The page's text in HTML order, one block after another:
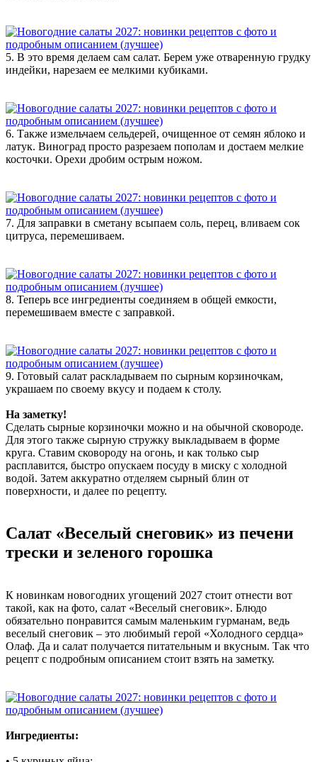
5. В это время делаем сам салат. Берем уже отваренную грудку
индейки, нарезаем ее мелкими кубиками.
6. Также измельчаем сельдерей, очищенное от семян яблоко и
латук. Виноград просто разрезаем пополам и достаем мелкие
косточки. Орехи дробим острым ножом.
7. Для заправки в сметану всыпаем соль, перец, вливаем сок
цитруса, перемешиваем.
8. Теперь все ингредиенты соединяем в общей емкости,
перемешиваем вместе с заправкой.
9. Готовый салат раскладываем по сырным корзиночкам,
украшаем по своему вкусу и подаем к столу.
На заметку!
Сделать сырные корзиночки можно и на обычной сковороде.
Для этого также сырную стружку выкладываем в форме
круга. Ставим сковороду на огонь, и как только сыр
расплавится, быстро опускаем посуду в миску с холодной
водой. Затем аккуратно отделяем сырный блин от
поверхности, и далее по рецепту.
Салат «Веселый снеговик» из печени
трески и зеленого горошка
К новинкам новогодних угощений 2027 стоит отнести вот
такой, как на фото, салат «Веселый снеговик». Блюдо
обязательно понравится самым маленьким гурманам, ведь
веселый снеговик – это любимый герой «Холодного сердца»
Олаф. Да и салат получается питательным и вкусным. Так что
рецепт с подробным описанием стоит взять на заметку.
Ингредиенты: